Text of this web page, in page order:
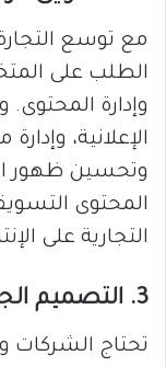
مع توسع التجارة
الطلب على
وإدارة
الإعلانية،
وتحسين ظهور
المحتوى
التجارية على
3. التصميم الجرافيكي والمونتاج
تحتاج الشركات